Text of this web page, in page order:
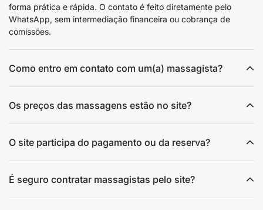
forma prática e rápida. O contato é feito diretamente pelo
WhatsApp, sem intermediação financeira ou cobrança de
comissões.
Como entro em contato com um(a) massagista?
Os preços das massagens estão no site?
O site participa do pagamento ou da reserva?
É seguro contratar massagistas pelo site?